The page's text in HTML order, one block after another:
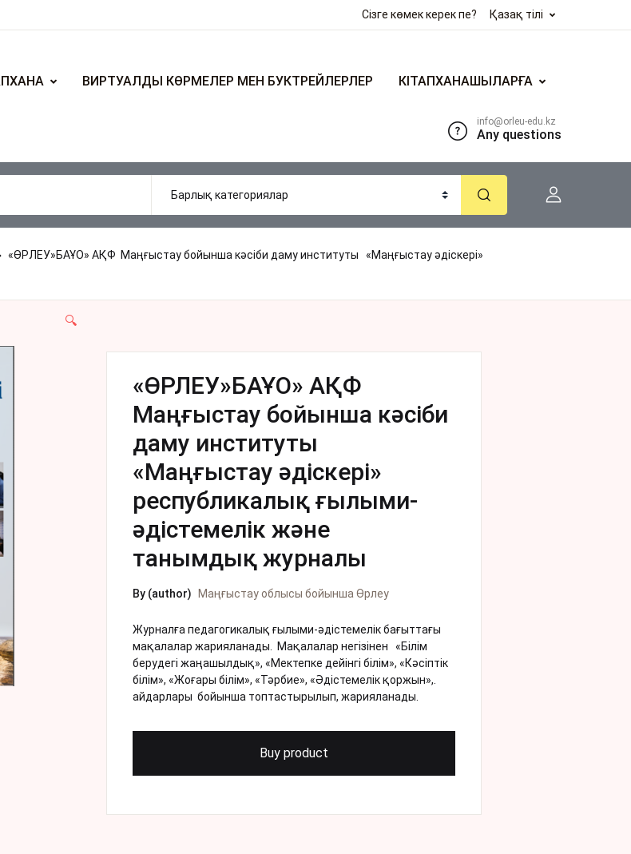
Сізге көмек керек пе? Қазақ тілі
ВИРТУАЛДЫ КӨРМЕЛЕР МЕН БУКТРЕЙЛЕРЛЕР КІТАПХАНАШЫЛАРҒА
info@orleu-edu.kz
Any questions
«ӨРЛЕУ»БАҰО» АҚФ Маңғыстау бойынша кәсіби даму институты «Маңғыстау əдіскері»
🔍
«ӨРЛЕУ»БАҰО» АҚФ
Маңғыстау бойынша кәсіби
даму институты
«Маңғыстау əдіскері»
республикалық ғылыми-
əдістемелік жəне
танымдық журналы
By (author) Маңғыстау облысы бойынша Өрлеу
Журналға педагогикалық ғылыми-әдістемелік бағыттағы
мақалалар жарияланады. Мақалалар негізінен «Білім
берудегі жаңашылдық», «Мектепке дейінгі білім», «Кәсіптік
білім», «Жоғары білім», «Тәрбие», «Әдістемелік қоржын»,.
айдарлары бойынша топтастырылып, жарияланады.
Buy product